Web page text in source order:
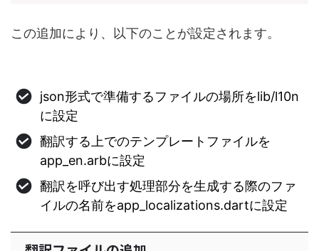
この追加により、以下のことが設定されます。
json形式で準備するファイルの場所をlib/l10n
に設定
翻訳する上でのテンプレートファイルを
app_en.arbに設定
翻訳を呼び出す処理部分を生成する際のファ
イルの名前をapp_localizations.dartに設定